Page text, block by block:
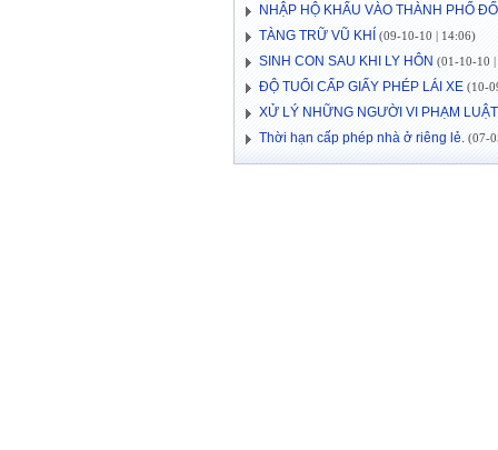
NHẬP HỘ KHẨU VÀO THÀNH PHỐ
TÀNG TRỮ VŨ KHÍ
(09-10-10 | 14:06)
SINH CON SAU KHI LY HÔN (01-10-10
ĐỘ TUỔI CẤP GIẤY PHÉP LÁI XE (10-
XỬ LÝ NHỮNG NGƯỜI VI PHẠM
Thời hạn cấp phép nhà ở riêng lẻ. (07-